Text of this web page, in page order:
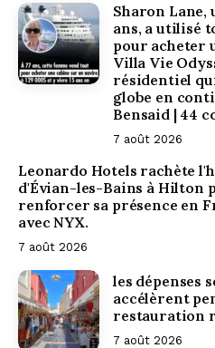
Sharon Lane,
ans, a utilisé
pour acheter
Villa Vie
résidentiel
globe en
Bensaid | 44
7 août 2026
Leonardo Hotels rachète
d'Évian-les-Bains à Hilton
renforcer sa présence en
avec NYX.
7 août 2026
les dépenses
accélèrent
restauration
7 août 2026